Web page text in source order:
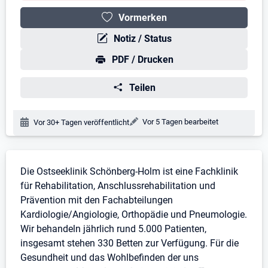
Vormerken
Notiz / Status
PDF / Drucken
Teilen
Veröffentlichungsdatum:
Vor 30+ Tagen veröffentlicht Änderungsdatum:
Vor 5 Tagen bearbeitet
Stellenbeschreibung
Die Ostseeklinik Schönberg-Holm ist eine Fachklinik
für Rehabilitation, Anschlussrehabilitation und
Prävention mit den Fachabteilungen
Kardiologie/Angiologie, Orthopädie und Pneumologie.
Wir behandeln jährlich rund 5.000 Patienten,
insgesamt stehen 330 Betten zur Verfügung. Für die
Gesundheit und das Wohlbefinden der uns